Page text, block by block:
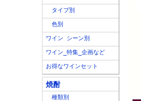
タイプ別
色別
ワイン シーン別
ワイン_特集_企画など
お得なワインセット
焼酎
種類別